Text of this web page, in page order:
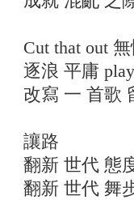
Cut that out
逐浪 平庸
改寫 一 首歌
讓路
翻新 世代 態
翻新 世代 舞